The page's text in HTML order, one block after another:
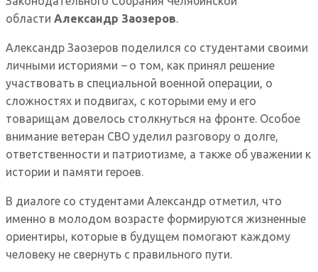
области Александр Заозеров.
Александр Заозеров поделился со студентами своими
личными историями –о том, как принял решение
участвовать в специальной военной операции, о
сложностях и подвигах, с которыми ему и его
товарищам довелось столкнуться на фронте. Особое
внимание ветеран СВО уделил разговору о долге,
ответственности и патриотизме, а также об уважении к
истории и памяти героев.
В диалоге со студентами Александр отметил, что
именно в молодом возрасте формируются жизненные
ориентиры, которые в будущем помогают каждому
человеку не свернуть с правильного пути.